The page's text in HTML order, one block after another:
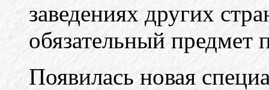
заведениях других
обязательный предмет
Появилась новая